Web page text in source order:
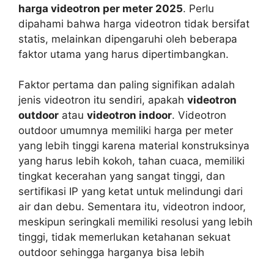
harga videotron per meter 2025. Perlu
dipahami bahwa harga videotron tidak bersifat
statis, melainkan dipengaruhi oleh beberapa
faktor utama yang harus dipertimbangkan.
Faktor pertama dan paling signifikan adalah
jenis videotron itu sendiri, apakah videotron
outdoor atau videotron indoor. Videotron
outdoor umumnya memiliki harga per meter
yang lebih tinggi karena material konstruksinya
yang harus lebih kokoh, tahan cuaca, memiliki
tingkat kecerahan yang sangat tinggi, dan
sertifikasi IP yang ketat untuk melindungi dari
air dan debu. Sementara itu, videotron indoor,
meskipun seringkali memiliki resolusi yang lebih
tinggi, tidak memerlukan ketahanan sekuat
outdoor sehingga harganya bisa lebih